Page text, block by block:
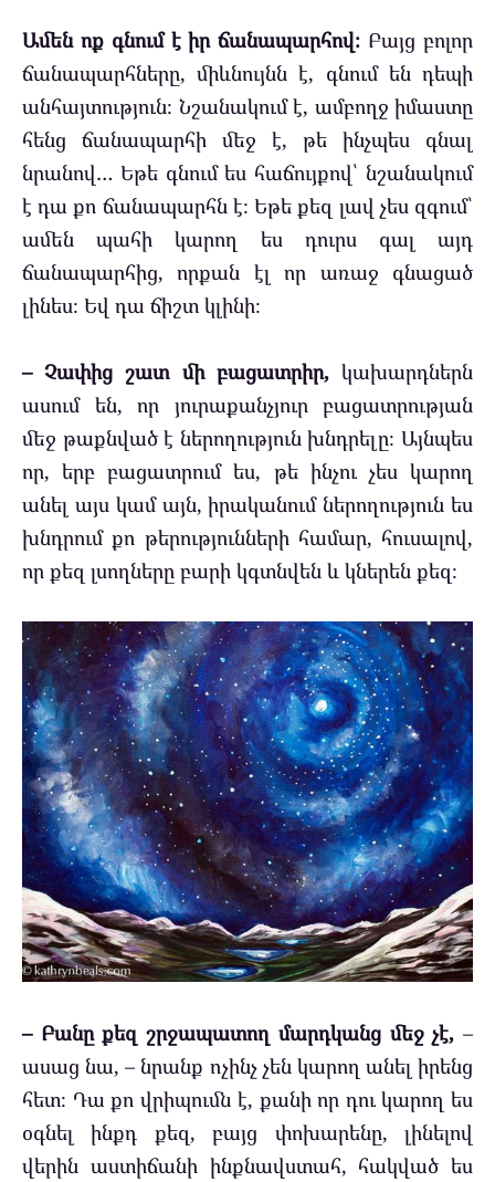
Ամեն ոք գնում է իր ճանապարհով։ Բայց բոլոր
ճանապարհները, միևնույնն է, գնում են դեպի
անհայտություն։ Նշանակում է, ամբողջ իմաստը
հենց ճանապարհի մեջ է, թե ինչպես գնալ
նրանով… Եթե գնում ես հաճույքով՝ նշանակում
է դա քո ճանապարհն է։ Եթե քեզ լավ չես զգում՝
ամեն պահի կարող ես դուրս գալ այդ
ճանապարհից, որքան էլ որ առաջ գնացած
լինես։ Եվ դա ճիշտ կլինի։
– Չափից շատ մի բացատրիր,կախարդներն
ասում են, որ յուրաքանչյուր բացատրության
մեջ թաքնված է ներողություն խնդրելը։ Այնպես
որ, երբ բացատրում ես, թե ինչու չես կարող
անել այս կամ այն, իրականում ներողություն ես
խնդրում քո թերությունների համար, հուսալով,
որ քեզ լսողները բարի կգտնվեն և կներեն քեզ։
– Բանը քեզ շրջապատող մարդկանց մեջ չէ, –
ասաց նա, – նրանք ոչինչ չեն կարող անել իրենց
հետ։ Դա քո վրիպումն է, քանի որ դու կարող ես
օգնել ինքդ քեզ, բայց փոխարենը, լինելով
վերին աստիճանի ինքնավստահ, հակված ես